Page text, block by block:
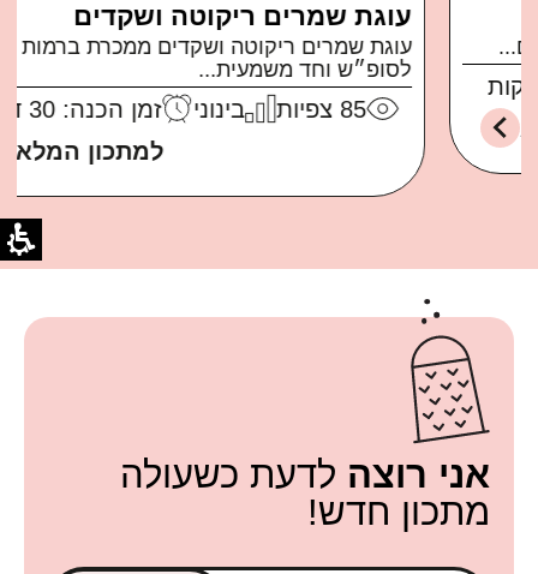
עוגת שמרים ריקוטה ושקדים
עוגת שמרים ריקוטה ושקדים ממכרת ברמות בול
לסופ״ש וחד משמעית...
צפיות בינוני
זמן הכנה: 30 דקות
למתכון המלא
אני רוצה לדעת כשעולה
מתכון חדש!